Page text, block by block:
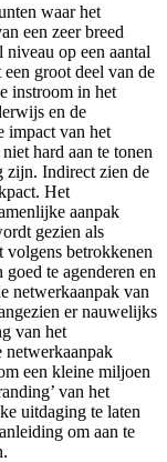
waar het
een zeer breed
niveau op een aantal
groot deel van de
instroom in het
en de
impact van het
hard aan te tonen
zijn. Indirect zien de
Het
aanpak
gezien als
volgens betrokkenen
te agenderen en
netwerkaanpak van
er nauwelijks
van het
netwerkaanpak
een kleine miljoen
van het
uitdaging te laten
om aan te